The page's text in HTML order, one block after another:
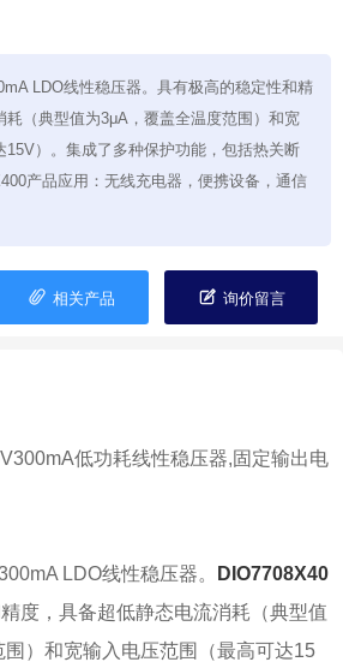
LDO线性稳压器。具有极高的稳定性和精
耗（典型值为3μA，覆盖全温度范围）和宽
15V）。集成了多种保护功能，包括热关断
产品应用：无线充电器，便携设备，通信
 相关产品  询价留言
低功耗线性稳压器,固定输出电
LDO线性稳压器。
DIO7708X40
度，具备超低静态电流消耗（典型值
）和宽输入电压范围（最高可达15